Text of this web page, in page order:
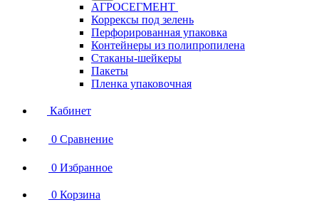
АГРОСЕГМЕНТ
Коррексы под зелень
Перфорированная упаковка
Контейнеры из полипропилена
Стаканы-шейкеры
Пакеты
Пленка упаковочная
Кабинет
0 Сравнение
0 Избранное
0 Корзина